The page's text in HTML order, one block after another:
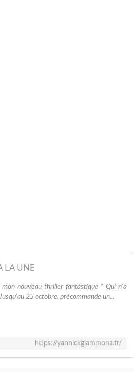
LA UNE
nouveau thriller fantastique " Qui n'a
25 octobre, précommande un...
https://yannickgiammona.fr/